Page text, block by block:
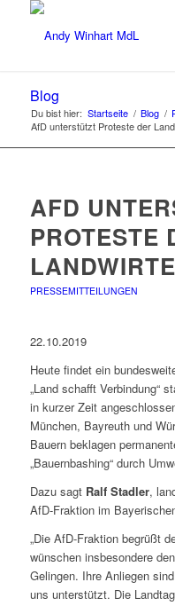
Blog
Du bist hier: Startseite / Blog /
AfD unterstützt Proteste der
AFD
PROTESTE
LANDWIRTE
PRESSEMITTEILUNGEN
22.10.2019
Heute findet ein
„Land schafft Verbindung“
in kurzer Zeit
München, Bayreuth und
Bauern beklagen
„Bauernbashing“ durch
Dazu sagt Ralf Stadler,
AfD-Fraktion im
„Die AfD-Fraktion begrüßt
wünschen insbesondere
Gelingen. Ihre Anliegen
uns unterstützt. Die